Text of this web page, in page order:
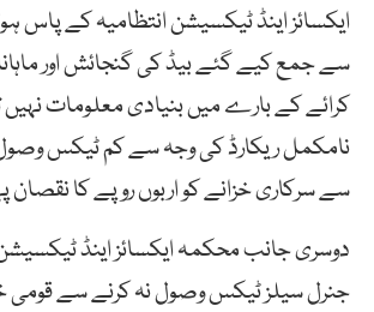
ایکسائز اینڈ ٹیکسیشن انتظامیہ کے پاس
سے جمع کیے گئے بیڈ کی گنجائش اور
کرائے کے بارے میں بنیادی معلومات
نامکمل ریکارڈ کی وجہ سے کم ٹیکس
سے سرکاری خزانے کو اربوں روپے کا نقصان
دوسری جانب محکمہ ایکسائز اینڈ ٹیکسیشن
جنرل سیلز ٹیکس وصول نہ کرنے سے قومی